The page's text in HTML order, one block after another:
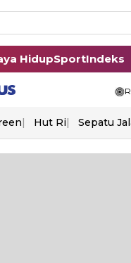
HidupSportIndeks
Hut Ri Sepatu